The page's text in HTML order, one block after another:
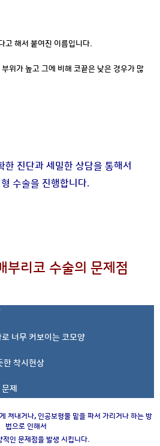
고 해서 붙여진 이름입니다.
위가 높고 그에 비해 코끝은 낮은 경우가 많
한 진단과 세밀한 상담을 통해서
수술을 진행합니다.
부리코 수술의 문제점
너무 커보이는 코모양
한 착시현상
제
쳐내거나, 인공보형물 밑을 파서 가리거나 하는 방
법으로 인해서
적인 문제점을 발생 시킵니다.